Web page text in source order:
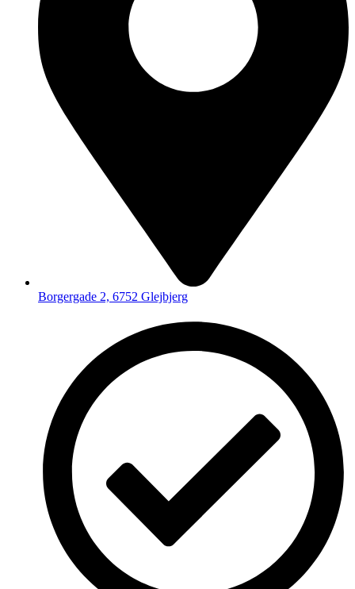
Borgergade 2, 6752 Glejbjerg